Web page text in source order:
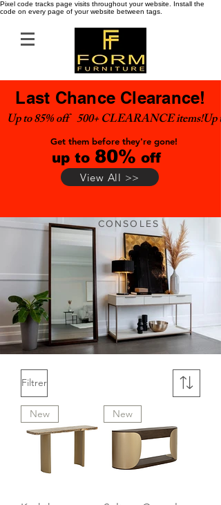
Pixel code tracks page visits throughout your website. Install the
code on every page of your website between tags.
Last Chance Clearance!
Up to 85% off    500+ CLEARANCE items!
Get them before they're gone!
up to 80% off
View All >>
CONSOLES
Filtrer
New New